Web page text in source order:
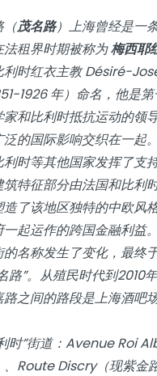
（茂名路）上海曾经是一
法租界时期被称为梅西耶
利时红衣主教 Désiré-
1926 年）命名，他是
和比利时抵抗运动的领
的国际影响交织在一起
利时等其他国家发挥了支
特征部分由法国和比利
了该地区独特的中欧风
起运作的跨国金融利益
名称发生了变化，最终
路”。从殖民时代到2010
之间的路段是上海酒吧
时”街道：Avenue Roi
、Route Discry（现紫金